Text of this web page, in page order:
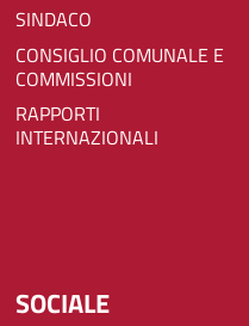
SINDACO
CONSIGLIO COMUNALE E
COMMISSIONI
RAPPORTI
INTERNAZIONALI
SOCIALE